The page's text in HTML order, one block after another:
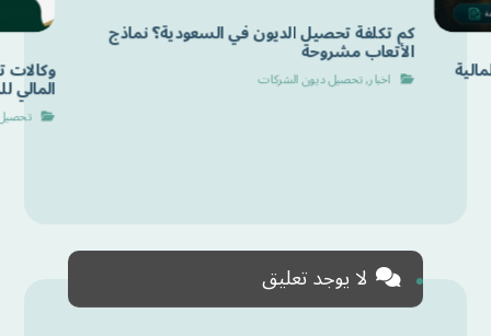
كم تكلفة تحصيل الديون في السعودية؟ نماذج
الأتعاب مشروحة
اخبار,تحصيل ديون الشركات المالي
لا يوجد تعليق